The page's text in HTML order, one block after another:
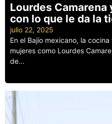
Lourdes
con lo que le da la
julio 22, 2025
En el Bajío mexicano, la
mujeres como Lourdes
de...